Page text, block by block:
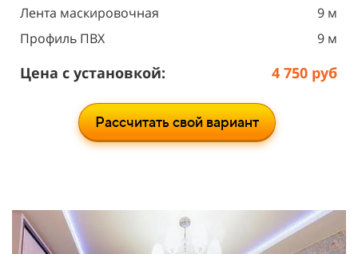
Лента маскировочная
9 м
Профиль ПВХ
9 м
Цена с установкой: 4 750 руб
Рассчитать свой вариант